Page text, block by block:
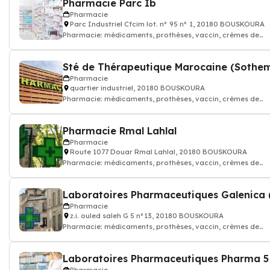
Pharmacie Parc Ib
Pharmacie
Parc Industriel Cfcim lot. n° 95 n° 1, 20180 BOUSKOURA
Pharmacie: médicaments, prothèses, vaccin, crèmes de
Sté de Thérapeutique Marocaine
Pharmacie
quartier industriel, 20180 BOUSKOURA
Pharmacie: médicaments, prothèses, vaccin, crèmes de
Pharmacie Rmal Lahlal
Pharmacie
Route 1077 Douar Rmal Lahlal, 20180 BOUSKOURA
Pharmacie: médicaments, prothèses, vaccin, crèmes de
Pharmacie
z.i. ouled saleh G 5 n°13, 20180 BOUSKOURA
Pharmacie: médicaments, prothèses, vaccin, crèmes de